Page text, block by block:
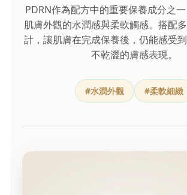
PDRN作為配方中的重要保養成分之
肌膚外觀的水潤感與柔軟觸感。搭配
計，讓肌膚在完成保養後，仍能感受到
不乾澀的膚感表現。
#水潤外觀 #柔軟細緻